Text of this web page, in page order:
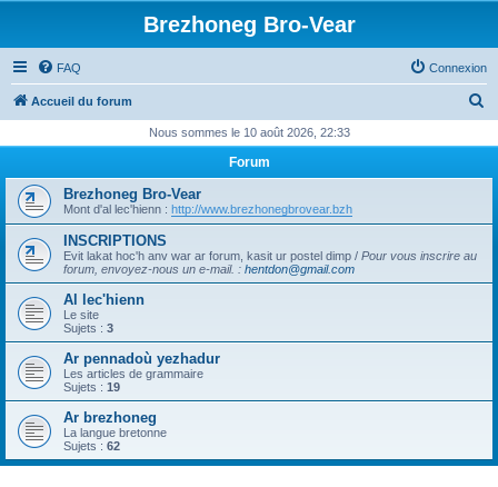
Brezhoneg Bro-Vear
FAQ Connexion
Accueil du forum
h
h
r
Nous sommes le 10 août 2026, 22:33
Forum
Brezhoneg Bro-Vear
Mont d'al lec'hienn : http://www.brezhonegbrovear.bzh
INSCRIPTIONS
Evit lakat hoc'h anv war ar forum, kasit ur postel dimp / Pour vous inscrire au
forum, envoyez-nous un e-mail. : hentdon@gmail.com
Al lec'hienn
Le site
Sujets : 3
Ar pennadoù yezhadur
Les articles de grammaire
Sujets : 19
Ar brezhoneg
La langue bretonne
Sujets : 62